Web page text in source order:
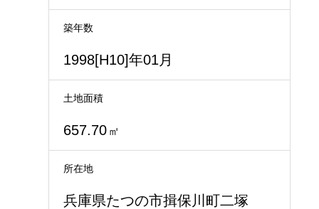
築年数
1998[H10]年01月
土地面積
657.70 ㎡
所在地
兵庫県たつの市揖保川町二塚